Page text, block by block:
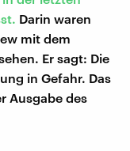
Darin waren
mit dem
Er sagt: Die
in Gefahr. Das
Ausgabe des